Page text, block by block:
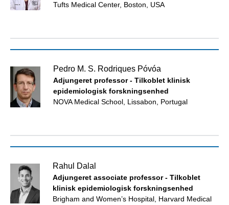
Tufts Medical Center, Boston, USA
Pedro M. S. Rodriques Póvóa
Adjungeret professor - Tilkoblet klinisk
epidemiologisk forskningsenhed
NOVA Medical School, Lissabon, Portugal
Rahul Dalal
Adjungeret associate professor - Tilkoblet
klinisk epidemiologisk forskningsenhed
Brigham and Women’s Hospital, Harvard Medical